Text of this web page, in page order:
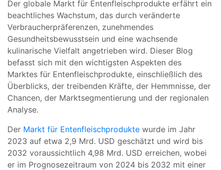
Der globale Markt für Entenfleischprodukte erfährt ein
beachtliches Wachstum, das durch veränderte
Verbraucherpräferenzen, zunehmendes
Gesundheitsbewusstsein und eine wachsende
kulinarische Vielfalt angetrieben wird. Dieser Blog
befasst sich mit den wichtigsten Aspekten des
Marktes für Entenfleischprodukte, einschließlich des
Überblicks, der treibenden Kräfte, der Hemmnisse, der
Chancen, der Marktsegmentierung und der regionalen
Analyse.
Der Markt für Entenfleischprodukte wurde im Jahr
2023 auf etwa 2,9 Mrd. USD geschätzt und wird bis
2032 voraussichtlich 4,98 Mrd. USD erreichen, wobei
er im Prognosezeitraum von 2024 bis 2032 mit einer